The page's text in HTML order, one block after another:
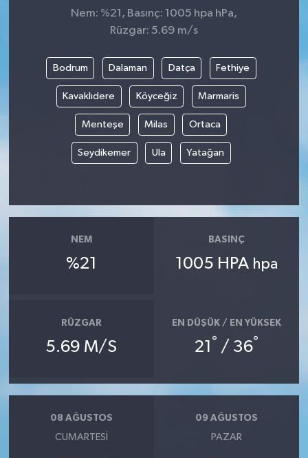
Nem: %21, Basınç: 1005 hpa hPa,
Rüzgar: 5.69 m/s
Bodrum Dalaman Datça Fethiye
Kavaklıdere Köyceğiz Marmaris
Menteşe Milas Ortaca
Seydikemer Ula Yatağan
NEM
%21
BASINÇ
1005 HPA hpa
RÜZGAR
5.69 M/S
EN DÜŞÜK / EN YÜKSEK
21 ° / 36°
08 AĞUSTOS
CUMARTESI
09 AĞUSTOS
PAZAR